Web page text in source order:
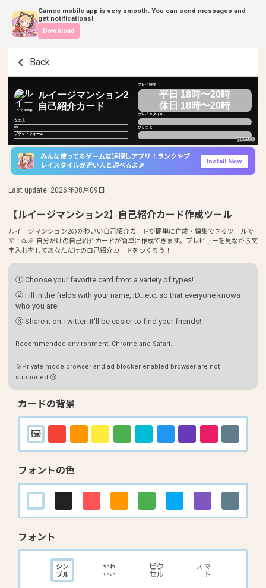
Gamee mobile app is very smooth. You can send messages and
get notifications!
Download
Back
ルイージマンション2
自己紹介カード
なまえ
ID
プラットフォーム
プレイ時間
平日 18時〜20時
休日 18時〜20時
プレイスタイル
ひとこと
みんな使ってるゲーム友達探しアプリ！ランクやプ
レイスタイルが近い人と遊べるよ🎉
Install Now
Last update: 2026年08月09日
【ルイージマンション2】自己紹介カード作成ツール
ルイージマンション2のかわいい自己紹介カードが簡単に作成・編集できるツールで
す！🥳🎉 自分だけの自己紹介カードが簡単に作成できます。プレビューを見ながら文
字入れをしてあなただけの自己紹介カードをつくろう！
① Choose your favorite card from a variety of types!
② Fill in the fields with your name, ID...etc. so that everyone knows
who you are!
③ Share it on Twitter! It'll be easier to find your friends!
Recommended environment: Chrome and Safari.
※Private mode browser and ad blocker enabled browser are not
supported.😢
カードの背景
フォントの色
フォント